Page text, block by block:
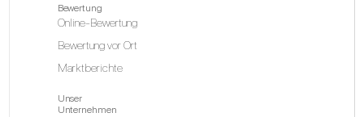
Bewertung
Online-Bewertung
Bewertung vor Ort
Marktberichte
Unser
Unternehmen